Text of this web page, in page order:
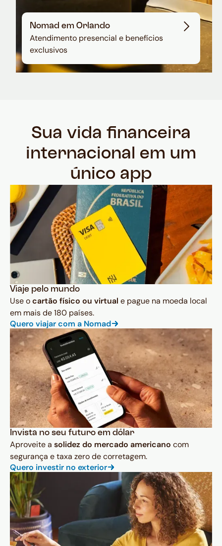
Nomad em Orlando
Atendimento presencial e benefícios
exclusivos
Sua vida financeira
internacional em um
único app
Viaje pelo mundo
Use ocartão físico ou virtual e pague na moeda local
em mais de 180 países.
Quero viajar com a Nomad
Invista no seu futuro em dólar
Aproveite a solidez do mercado americano com
segurança e taxa zero de corretagem.
Quero investir no exterior